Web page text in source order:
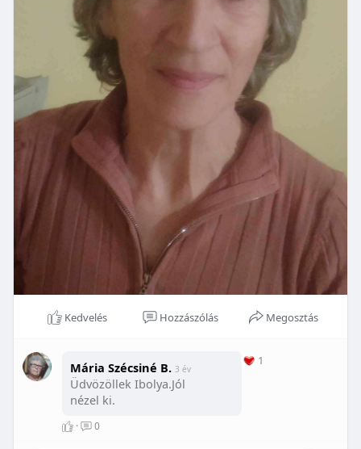
Kedvelés Hozzászólás Megosztás
Mária Szécsiné B. 3 év
Üdvözöllek Ibolya.Jól
nézel ki.
1
· 0